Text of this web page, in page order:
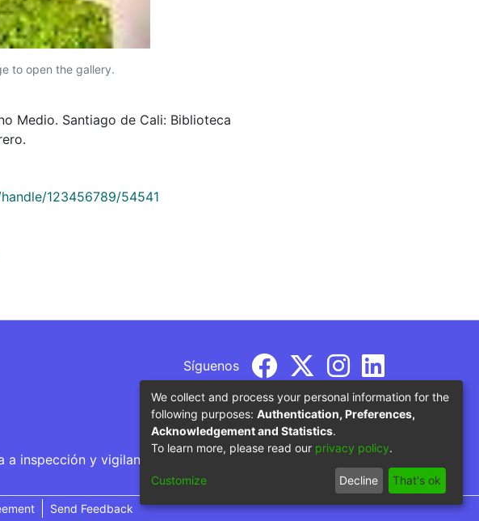
to open the gallery.
Medio. Santiago de Cali: Biblioteca
123456789/54541
Síguenos
inspección y vigilancia por parte del Ministerio de Educación
Send Feedback
We collect and process your personal information for the
following purposes: Authentication, Preferences,
Acknowledgement and Statistics.
To learn more, please read our privacy policy.
Customize Decline That's ok